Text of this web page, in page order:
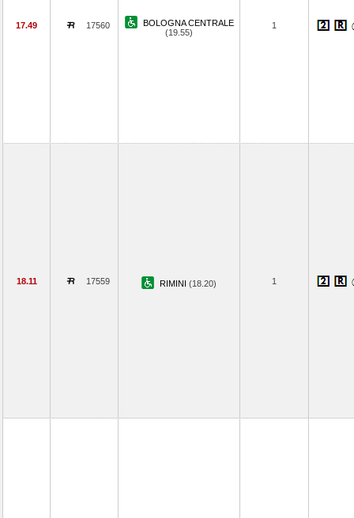
17.49 17560
BOLOGNA CENTRALE
(19.55)
1
18.11 17559 RIMINI (18.20) 1